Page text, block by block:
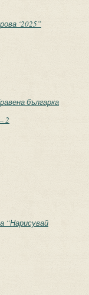
‘2025”
българка
2
“Нарисувай